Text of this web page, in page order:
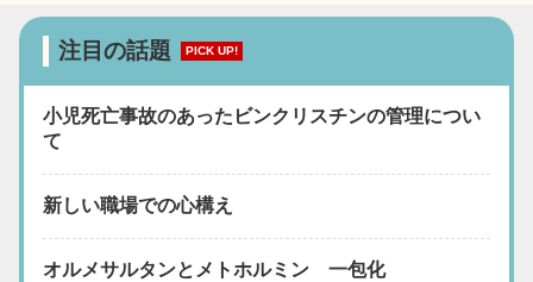
注目の話題 PICK UP!
小児死亡事故のあったビンクリスチンの管理につい
て
新しい職場での心構え
オルメサルタンとメトホルミン 一包化